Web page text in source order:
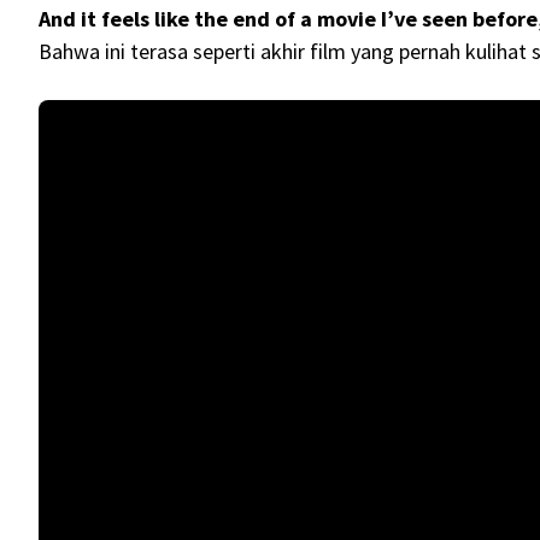
And it feels like the end of a movie I’ve seen
Bahwa ini terasa seperti akhir film yang pernah kulihat